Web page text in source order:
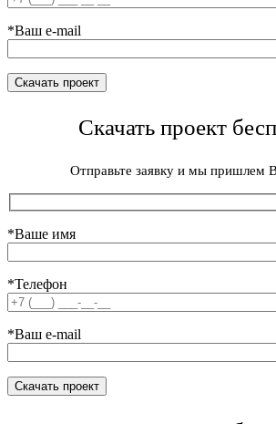
*Ваш e-mail
Скачать проект
Отправьте заявку и мы пришлем
*Ваше имя
*Телефон
*Ваш e-mail